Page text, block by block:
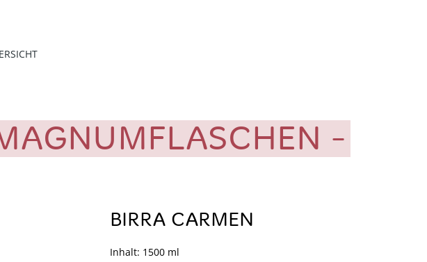
BIRRA CARMEN
Inhalt: 1500 ml